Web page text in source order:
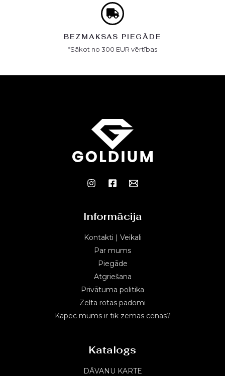
BEZMAKSAS PIEGĀDE
*Sākot no 300 EUR vērtības
Informācija
Kontakti | Veikali
Par mums
Piegāde
Atgriešana
Privātuma politika
Zelta rotas padomi
Kāpēc mūms ir tik zemas cenas?
Katalogs
DĀVANU KARTE